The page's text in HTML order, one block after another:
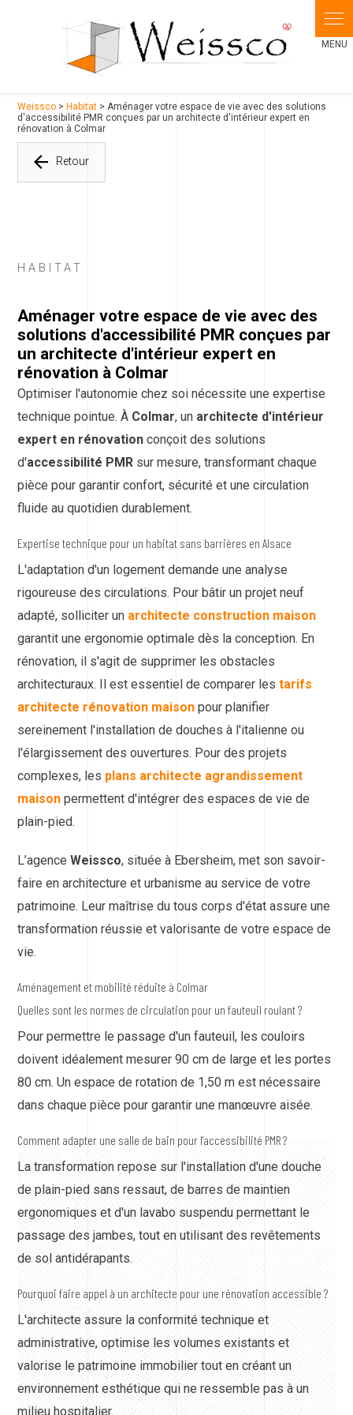
Weissco > Habitat > Aménager votre espace de vie avec des solutions
d'accessibilité PMR conçues par un architecte d'intérieur expert en
rénovation à Colmar
Retour
HABITAT
Aménager votre espace de vie avec des
solutions d'accessibilité PMR conçues par
un architecte d'intérieur expert en
rénovation à Colmar
Optimiser l'autonomie chez soi nécessite une expertise
technique pointue. À Colmar, un architecte d'intérieur
expert en rénovation conçoit des solutions
d'accessibilité PMR sur mesure, transformant chaque
pièce pour garantir confort, sécurité et une circulation
fluide au quotidien durablement.
Expertise technique pour un habitat sans barrières en Alsace
L'adaptation d'un logement demande une analyse
rigoureuse des circulations. Pour bâtir un projet neuf
adapté, solliciter un architecte construction maison
garantit une ergonomie optimale dès la conception. En
rénovation, il s'agit de supprimer les obstacles
architecturaux. Il est essentiel de comparer lestarifs
architecte rénovation maison pour planifier
sereinement l'installation de douches à l'italienne ou
l'élargissement des ouvertures. Pour des projets
complexes, les plans architecte agrandissement
maison permettent d'intégrer des espaces de vie de
plain-pied.
L’agenceWeissco, située à Ebersheim, met son savoir-
faire en architecture et urbanisme au service de votre
patrimoine. Leur maîtrise du tous corps d'état assure une
transformation réussie et valorisante de votre espace de
vie.
Aménagement et mobilité réduite à Colmar
Quelles sont les normes de circulation pour un fauteuil roulant ?
Pour permettre le passage d'un fauteuil, les couloirs
doivent idéalement mesurer 90 cm de large et les portes
80 cm. Un espace de rotation de 1,50 m est nécessaire
dans chaque pièce pour garantir une manœuvre aisée.
Comment adapter une salle de bain pour l'accessibilité PMR ?
La transformation repose sur l'installation d'une douche
de plain-pied sans ressaut, de barres de maintien
ergonomiques et d'un lavabo suspendu permettant le
passage des jambes, tout en utilisant des revêtements
de sol antidérapants.
Pourquoi faire appel à un architecte pour une rénovation accessible ?
L'architecte assure la conformité technique et
administrative, optimise les volumes existants et
valorise le patrimoine immobilier tout en créant un
environnement esthétique qui ne ressemble pas à un
milieu hospitalier.